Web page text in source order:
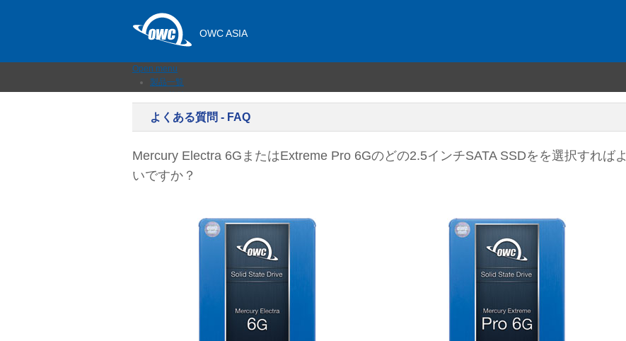
OWC ASIA
Open menu
製品一覧
内蔵SSD
ネットワークストレージ
ドック
ケーブルおよびアダプター
拡張シャーシ
よくある質問 - FAQ
Mercury Electra 6GまたはExtreme Pro 6Gのどの2.5インチSATA SSDをを選択すればよ
いですか？